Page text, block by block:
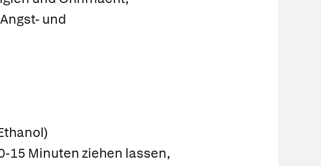
und
15 Minuten ziehen lassen,